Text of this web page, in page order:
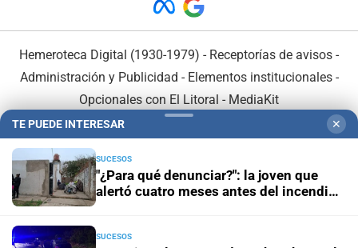
Hemeroteca Digital (1930-1979) - Receptorías de avisos -
Administración y Publicidad - Elementos institucionales-
Opcionales con El Litoral - MediaKit
TE PUEDE INTERESAR ✕
SUCESOS
"¿Para qué denunciar?": la joven que
alertó cuatro meses antes del incendio
SUCESOS